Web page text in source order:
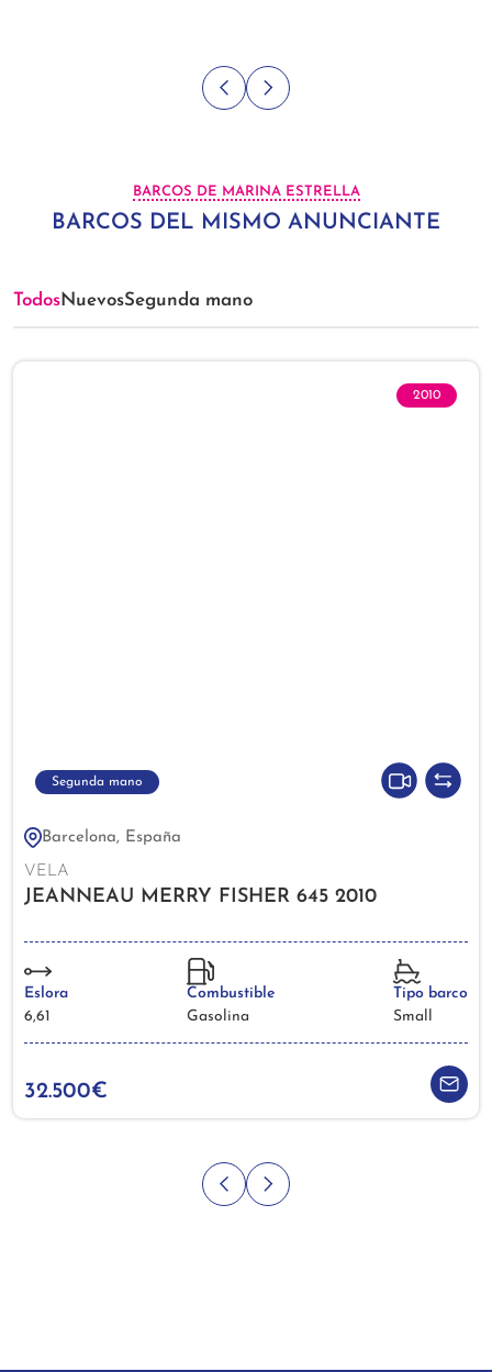
BARCOS DE MARINA ESTRELLA
BARCOS DEL MISMO ANUNCIANTE
TodosNuevosSegunda mano
2010
Segunda mano
Barcelona, España
VELA
JEANNEAU MERRY FISHER 645 2010
Eslora
6,61
Combustible
Gasolina
Tipo barco
Small
32.500€